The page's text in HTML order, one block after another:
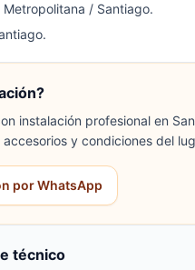
Metropolitana / Santiago.
instalación profesional en
y condiciones del
por WhatsApp
técnico